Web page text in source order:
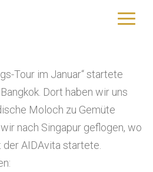
Tour im Januar“ startete
Dort haben wir uns
Moloch zu Gemüte
nach Singapur geflogen, wo
AIDAvita startete.